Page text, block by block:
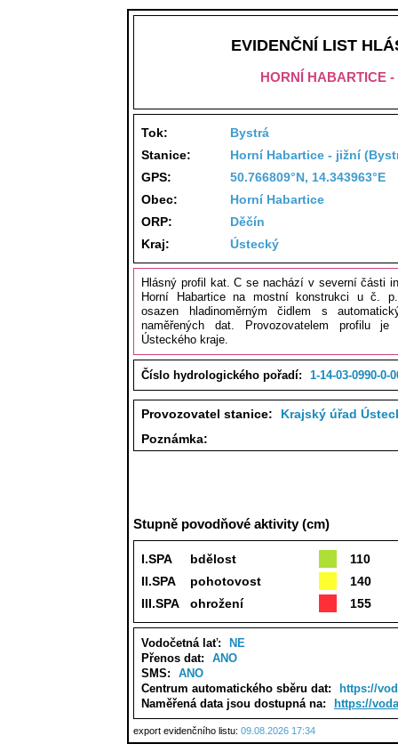
EVIDENČNÍ LIST
HORNÍ HABARTICE
Tok:
Bystrá
Stanice:
Horní Habartice - jižní
GPS:
50.766809°N, 14.343963°E
Obec:
Horní Habartice
ORP:
Děčín
Kraj:
Ústecký
Hlásný profil kat. C se nachází v severní části
Horní Habartice na mostní konstrukci u č.
osazen hladinoměrným čidlem s
naměřených dat. Provozovatelem profilu je
Ústeckého kraje.
Číslo hydrologického pořadí: 1-14-03-0990-0-
Provozovatel stanice:
Krajský úřad
Poznámka:
Stupně povodňové aktivity (cm)
I.SPA bdělost
110
II.SPA
pohotovost
140
III.SPA
ohrožení 155
Vodočetná lať:
NE
Přenos dat:
ANO
SMS:
ANO
Centrum automatického sběru dat:
https://
Naměřená data jsou dostupná na:
https://
export evidenčního listu: 09.08.2026 17:34